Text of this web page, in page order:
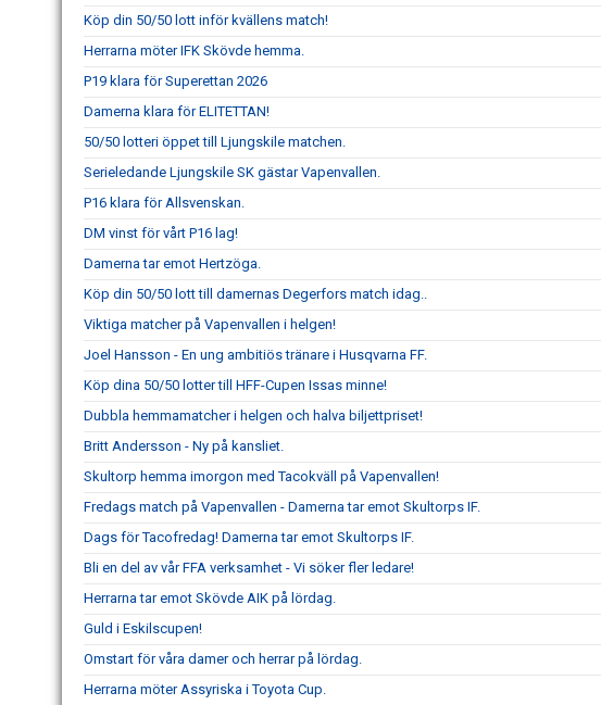
Köp din 50/50 lott inför kvällens match!
Herrarna möter IFK Skövde hemma.
P19 klara för Superettan 2026
Damerna klara för ELITETTAN!
50/50 lotteri öppet till Ljungskile matchen.
Serieledande Ljungskile SK gästar Vapenvallen.
P16 klara för Allsvenskan.
DM vinst för vårt P16 lag!
Damerna tar emot Hertzöga.
Köp din 50/50 lott till damernas Degerfors match idag..
Viktiga matcher på Vapenvallen i helgen!
Joel Hansson - En ung ambitiös tränare i Husqvarna FF.
Köp dina 50/50 lotter till HFF-Cupen Issas minne!
Dubbla hemmamatcher i helgen och halva biljettpriset!
Britt Andersson - Ny på kansliet.
Skultorp hemma imorgon med Tacokväll på Vapenvallen!
Fredags match på Vapenvallen - Damerna tar emot Skultorps IF.
Dags för Tacofredag! Damerna tar emot Skultorps IF.
Bli en del av vår FFA verksamhet - Vi söker fler ledare!
Herrarna tar emot Skövde AIK på lördag.
Guld i Eskilscupen!
Omstart för våra damer och herrar på lördag.
Herrarna möter Assyriska i Toyota Cup.